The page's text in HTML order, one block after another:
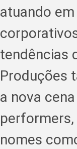
atuando
tendências
Produções
a nova
nomes